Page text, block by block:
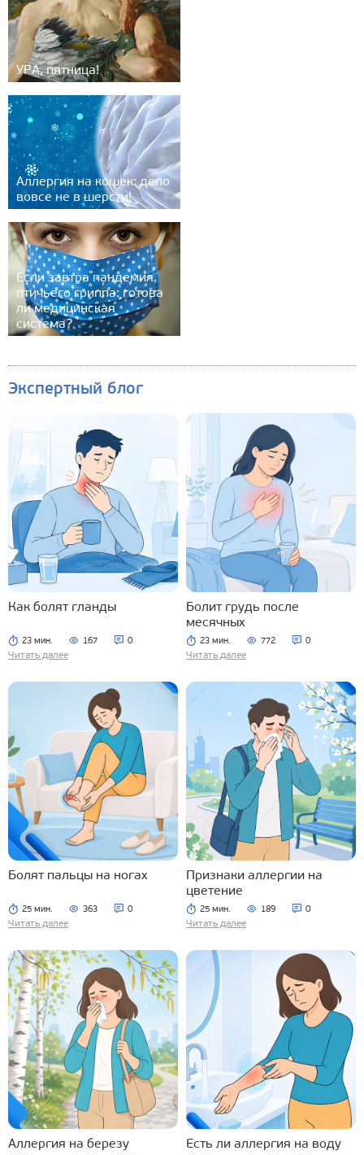
УРА, пятница!
Аллергия на кошек: дело
вовсе не в шерсти!
Если завтра пандемия
птичьего гриппа: готова
ли медицинская
система?
Экспертный блог
Как болят гланды
23 мин. 167 0
Читать далее
Болит грудь после
месячных
23 мин. 772 0
Читать далее
Болят пальцы на ногах
25 мин. 363 0
Читать далее
Признаки аллергии на
цветение
25 мин. 189 0
Читать далее
Аллергия на березу Есть ли аллергия на воду